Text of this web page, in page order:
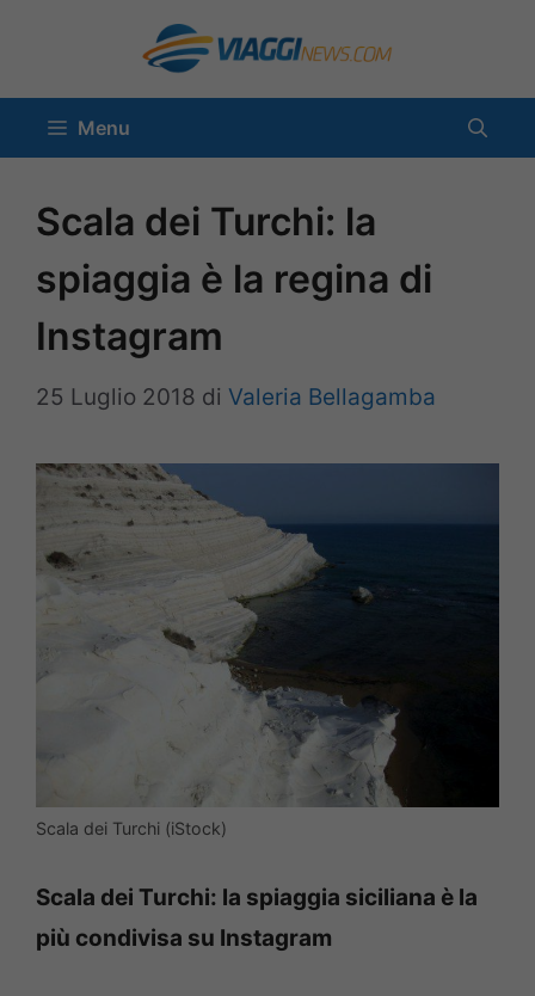
contenuto
Menu
Scala dei Turchi: la
spiaggia è la regina di
Instagram
25 Luglio 2018 di Valeria Bellagamba
Scala dei Turchi (iStock)
Scala dei Turchi: la spiaggia siciliana è la
più condivisa su Instagram